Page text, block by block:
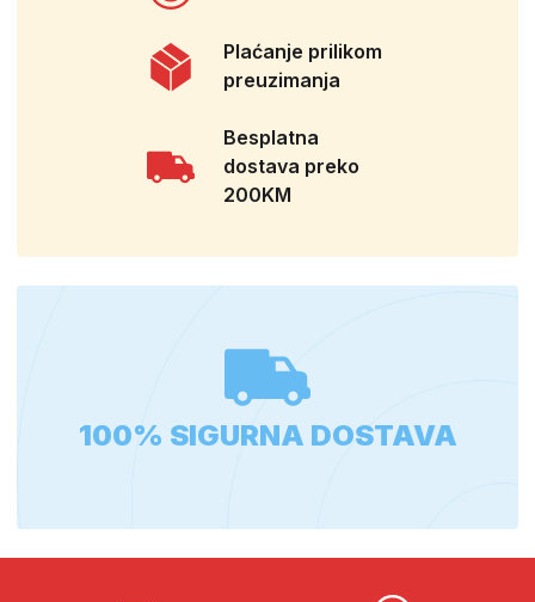
Plaćanje prilikom
preuzimanja
Besplatna
dostava preko
200KM
100% SIGURNA DOSTAVA